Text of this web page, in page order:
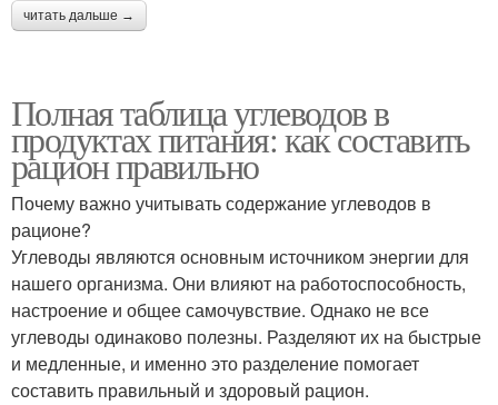
читать дальше →
Полная таблица углеводов в
продуктах питания: как составить
рацион правильно
Почему важно учитывать содержание углеводов в
рационе?
Углеводы являются основным источником энергии для
нашего организма. Они влияют на работоспособность,
настроение и общее самочувствие. Однако не все
углеводы одинаково полезны. Разделяют их на быстрые
и медленные, и именно это разделение помогает
составить правильный и здоровый рацион.